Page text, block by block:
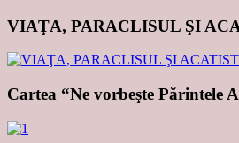
VIAŢA, PARACLISUL ŞI
Cartea “Ne vorbeşte Părintele